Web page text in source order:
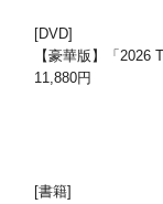
DVD
【豪華版】「2026
N」DVD
11,880円
書籍